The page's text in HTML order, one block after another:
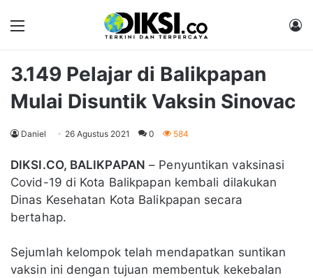
3.149 Pelajar di Balikpapan
Mulai Disuntik Vaksin Sinovac
Daniel 26 Agustus 2021 0 584
DIKSI.CO, BALIKPAPAN – Penyuntikan vaksinasi
Covid-19 di Kota Balikpapan kembali dilakukan
Dinas Kesehatan Kota Balikpapan secara
bertahap.
Sejumlah kelompok telah mendapatkan suntikan
vaksin ini dengan tujuan membentuk kekebalan